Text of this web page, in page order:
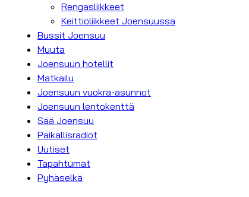
Rengasliikkeet
Keittiöliikkeet Joensuussa
Bussit Joensuu
Muuta
Joensuun hotellit
Matkailu
Joensuun vuokra-asunnot
Joensuun lentokenttä
Sää Joensuu
Paikallisradiot
Uutiset
Tapahtumat
Pyhäselkä